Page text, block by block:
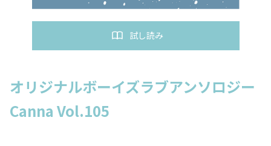
試し読み
オリジナルボーイズラブアンソロジー
Canna Vol.105